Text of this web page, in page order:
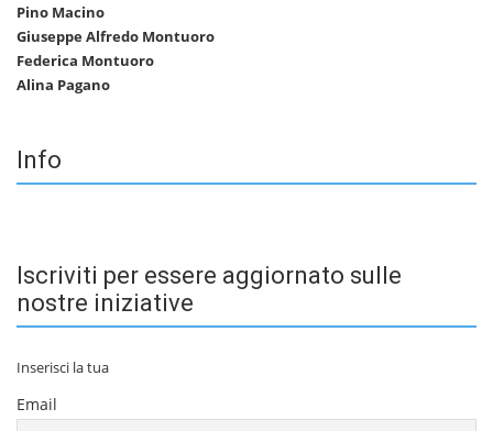
Pino Macino
Giuseppe Alfredo Montuoro
Federica Montuoro
Alina Pagano
Info
Iscriviti per essere aggiornato sulle
nostre iniziative
Inserisci la tua
Email